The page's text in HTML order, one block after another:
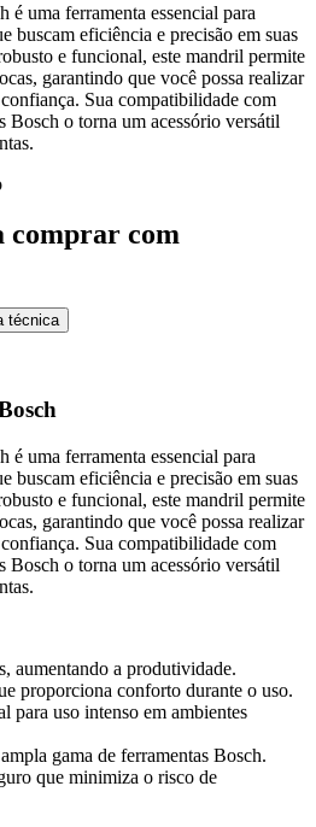
uma ferramenta essencial para
buscam eficiência e precisão em suas
e funcional, este mandril permite
garantindo que você possa realizar
Sua compatibilidade com
Bosch o torna um acessório versátil
comprar com
técnica
uma ferramenta essencial para
buscam eficiência e precisão em suas
e funcional, este mandril permite
garantindo que você possa realizar
Sua compatibilidade com
Bosch o torna um acessório versátil
aumentando a produtividade.
proporciona conforto durante o uso.
para uso intenso em ambientes
gama de ferramentas Bosch.
que minimiza o risco de